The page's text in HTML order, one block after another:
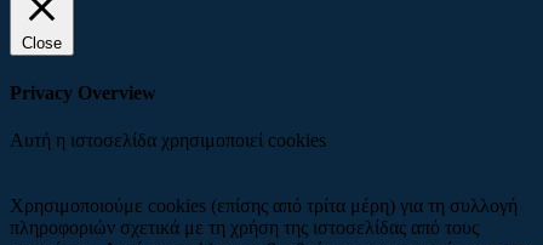
Close
Privacy Overview
Αυτή η ιστοσελίδα χρησιμοποιεί cookies
Χρησιμοποιούμε cookies (επίσης από τρίτα μέρη) για τη συλλογή
πληροφοριών σχετικά με τη χρήση της ιστοσελίδας από τους